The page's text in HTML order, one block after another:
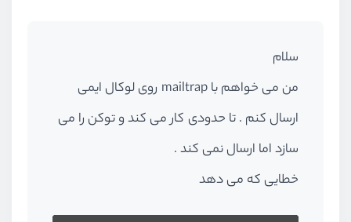
سلام
من می خواهم با mailtrap روی لوکال ایمی
ارسال کنم . تا حدودی کار می کند و توکن را می
سازد اما ارسال نمی کند .
خطایی که می دهد